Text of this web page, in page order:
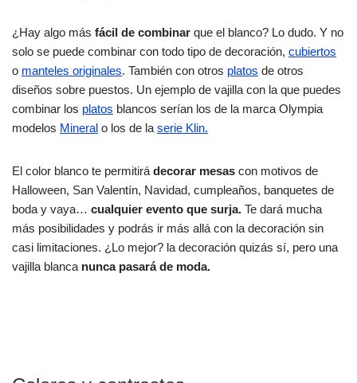
¿Hay algo más fácil de combinar que el blanco? Lo dudo. Y no
solo se puede combinar con todo tipo de decoración, cubiertos
o manteles originales. También con otros platos de otros
diseños sobre puestos. Un ejemplo de vajilla con la que puedes
combinar los platos blancos serían los de la marca Olympia
modelos Mineral o los de la serie Klin.
El color blanco te permitirá decorar mesas con motivos de
Halloween, San Valentín, Navidad, cumpleaños, banquetes de
boda y vaya… cualquier evento que surja. Te dará mucha
más posibilidades y podrás ir más allá con la decoración sin
casi limitaciones. ¿Lo mejor? la decoración quizás sí, pero una
vajilla blanca nunca pasará de moda.